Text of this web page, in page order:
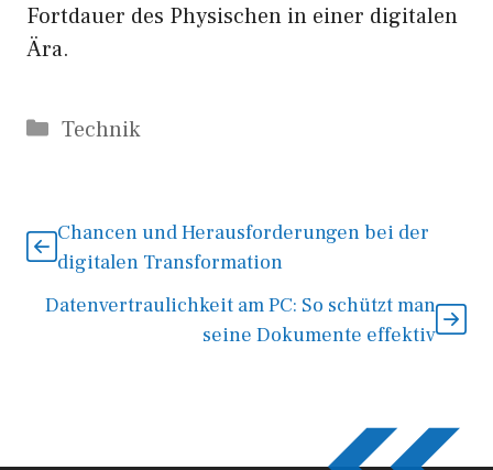
Fortdauer des Physischen in einer digitalen
Ära.
Kategorien
Technik
Chancen und Herausforderungen bei der
digitalen Transformation
Datenvertraulichkeit am PC: So schützt man
seine Dokumente effektiv